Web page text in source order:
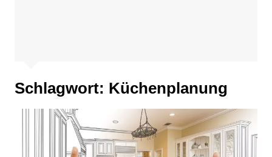
Schlagwort: Küchenplanung